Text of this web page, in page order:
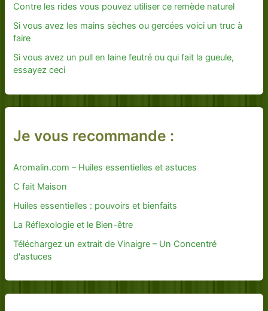
Contre les rides vous pouvez utiliser ce remède naturel
Si vous avez les mains sèches ou gercées voici un truc à
faire
Si vous avez un pull en laine feutré ou qui fait la gueule,
essayez ceci
Je vous recommande :
Aromalin.com – Huiles essentielles et astuces
C fait Maison
Huiles essentielles : pouvoirs et bienfaits
La Réflexologie et le Bien-être
Téléchargez un extrait de Vinaigre – Un Concentré
d'astuces